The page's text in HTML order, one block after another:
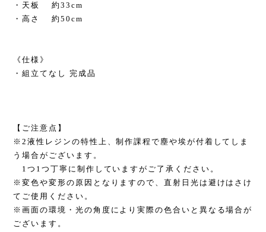
・天板 約33cm
・高さ 約50cm
《仕様》
・組立てなし 完成品
【ご注意点】
※2液性レジンの特性上、制作課程で塵や埃が付着してしま
う場合がございます。
1つ1つ丁寧に制作していますがご了承ください。
※変色や変形の原因となりますので、直射日光は避けはさけ
てご使用ください。
※画面の環境・光の角度により実際の色合いと異なる場合が
ございます。